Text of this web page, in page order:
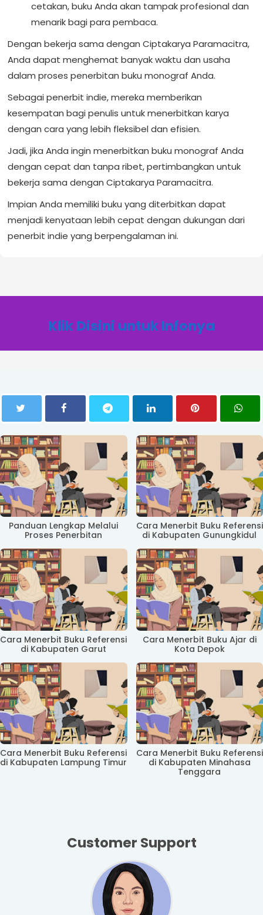
cetakan, buku Anda akan tampak profesional dan
menarik bagi para pembaca.
Dengan bekerja sama dengan Ciptakarya Paramacitra,
Anda dapat menghemat banyak waktu dan usaha
dalam proses penerbitan buku monograf Anda.
Sebagai penerbit indie, mereka memberikan
kesempatan bagi penulis untuk menerbitkan karya
dengan cara yang lebih fleksibel dan efisien.
Jadi, jika Anda ingin menerbitkan buku monograf Anda
dengan cepat dan tanpa ribet, pertimbangkan untuk
bekerja sama dengan Ciptakarya Paramacitra.
Impian Anda memiliki buku yang diterbitkan dapat
menjadi kenyataan lebih cepat dengan dukungan dari
penerbit indie yang berpengalaman ini.
Klik Disini untuk Infonya
Panduan Lengkap Melalui
Proses Penerbitan
Cara Menerbit Buku Referensi
di Kabupaten Gunungkidul
Cara Menerbit Buku Referensi
di Kabupaten Garut
Cara Menerbit Buku Ajar di
Kota Depok
Cara Menerbit Buku Referensi
di Kabupaten Lampung Timur
Cara Menerbit Buku Referensi
di Kabupaten Minahasa
Tenggara
Customer Support